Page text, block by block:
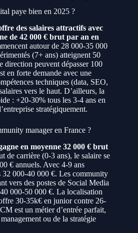
paye bien en 2025 ?
des salaires attractifs avec
de 42 000 € brut par an en
autour de 28 000-35 000
(7+ ans) atteignent 50
direction peuvent dépasser 100
en forte demande avec une
techniques (data, SEO,
vers le haut. D’ailleurs, la
: +20-30% tous les 3-4 ans en
stratégiquement.
manager en France ?
en moyenne 32 000 € brut
de carrière (0-3 ans), le salaire se
€ annuels. Avec 4-9 ans
32 000-40 000 €. Les community
vers des postes de Social Media
000-50 000 €. La localisation
30-35k€ en junior contre 26-
est un métier d’entrée parfait,
ou de la stratégie